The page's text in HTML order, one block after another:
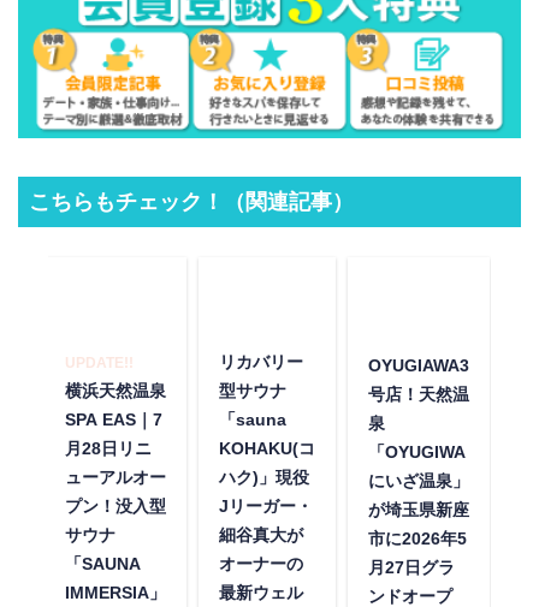
こちらもチェック！（関連記事）
UPDATE!!
横浜天然温泉
SPA EAS｜7
月28日リニ
ューアルオー
プン！没入型
サウナ
「SAUNA
IMMERSIA」
リカバリー
型サウナ
「sauna
KOHAKU(コ
ハク)」現役
Jリーガー・
細谷真大が
オーナーの
最新ウェル
OYUGIAWA3
号店！天然温
泉
「OYUGIWA
にいざ温泉」
が埼玉県新座
市に2026年5
月27日グラ
ンドオープ